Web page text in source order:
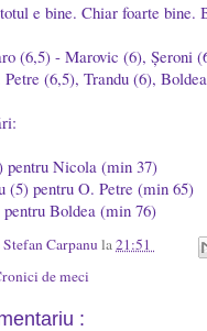
e bine. Chiar foarte bine.
(6,5) - Marovic (6), Șeroni
(6,5), Trandu (6),
pentru Nicola (min 37)
(5) pentru O. Petre (min 65)
pentru Boldea (min 76)
Stefan Carpanula21:51
de meci
: